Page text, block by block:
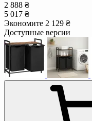
2 888 ₴
5 017 ₴
Экономите 2 129 ₴
Доступные версии